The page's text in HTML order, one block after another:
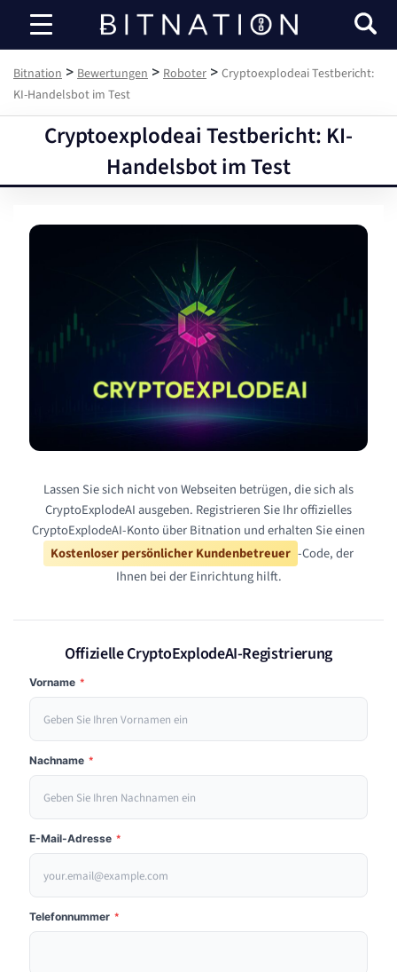
Bitnation
Bitnation > Bewertungen > Roboter > Cryptoexplodeai Testbericht:
KI-Handelsbot im Test
Cryptoexplodeai Testbericht: KI-
Handelsbot im Test
Lassen Sie sich nicht von Webseiten betrügen, die sich als
CryptoExplodeAI ausgeben. Registrieren Sie Ihr offizielles
CryptoExplodeAI-Konto über Bitnation und erhalten Sie einen
Kostenloser persönlicher Kundenbetreuer -Code, der
Ihnen bei der Einrichtung hilft.
Offizielle CryptoExplodeAI-Registrierung
Vorname *
Nachname *
E-Mail-Adresse *
Telefonnummer *